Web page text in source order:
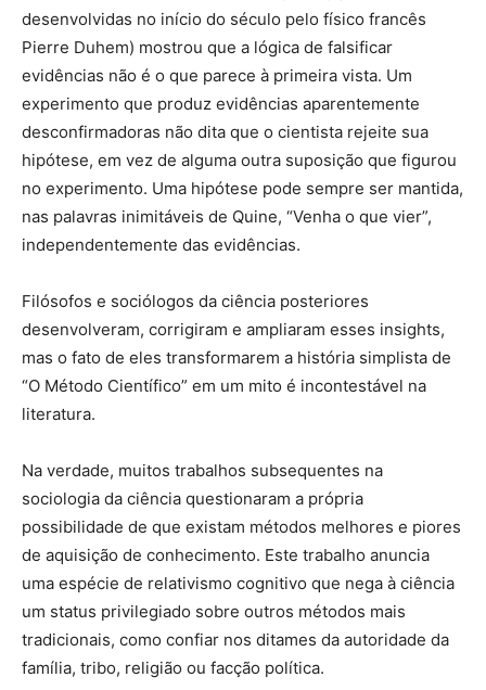
desenvolvidas no início do século pelo físico francês
Pierre Duhem) mostrou que a lógica de falsificar
evidências não é o que parece à primeira vista. Um
experimento que produz evidências aparentemente
desconfirmadoras não dita que o cientista rejeite sua
hipótese, em vez de alguma outra suposição que figurou
no experimento. Uma hipótese pode sempre ser mantida,
nas palavras inimitáveis ​​de Quine, “Venha o que vier”,
independentemente das evidências.
Filósofos e sociólogos da ciência posteriores
desenvolveram, corrigiram e ampliaram esses insights,
mas o fato de eles transformarem a história simplista de
“O Método Científico” em um mito é incontestável na
literatura.
Na verdade, muitos trabalhos subsequentes na
sociologia da ciência questionaram a própria
possibilidade de que existam métodos melhores e piores
de aquisição de conhecimento. Este trabalho anuncia
uma espécie de relativismo cognitivo que nega à ciência
um status privilegiado sobre outros métodos mais
tradicionais, como confiar nos ditames da autoridade da
família, tribo, religião ou facção política.